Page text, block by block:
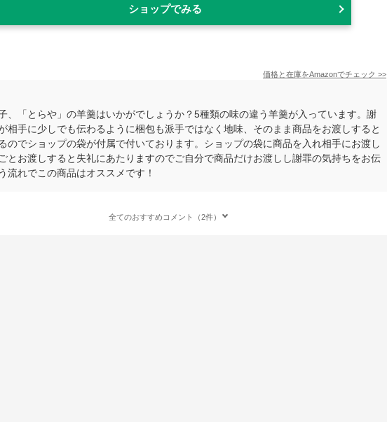
ショップでみる
価格と在庫をAmazonでチェック >>
、「とらや」の羊羹はいかがでしょうか？5種類の味の違う羊羹が入っています。謝
相手に少しでも伝わるように梱包も派手ではなく地味、そのまま商品をお渡しすると
のでショップの袋が付属で付いております。ショップの袋に商品を入れ相手にお渡し
とお渡しすると失礼にあたりますのでご自分で商品だけお渡しし謝罪の気持ちをお伝
流れでこの商品はオススメです！
全てのおすすめコメント（2件）